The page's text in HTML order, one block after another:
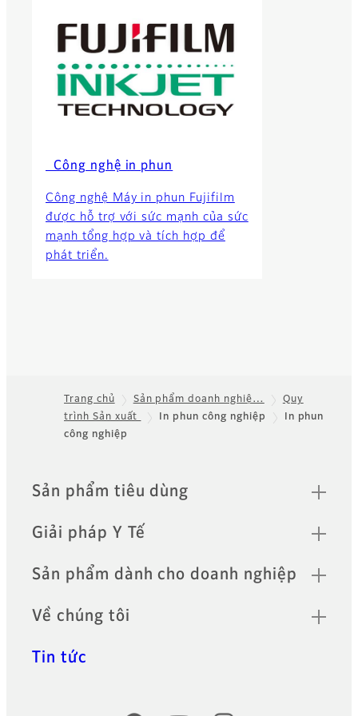
Công nghệ in phun
Công nghệ Máy in phun Fujifilm
được hỗ trợ với sức mạnh của sức
mạnh tổng hợp và tích hợp để
phát triển.
Footer
Trang chủ Sản phẩm doanh nghiệ…
Quy
trình Sản xuất
In phun công nghiệp
In phun
công nghiệp
Quick Links
Sản phẩm tiêu dùng
Giải pháp Y Tế
Sản phẩm dành cho doanh nghiệp
Về chúng tôi
Tin tức